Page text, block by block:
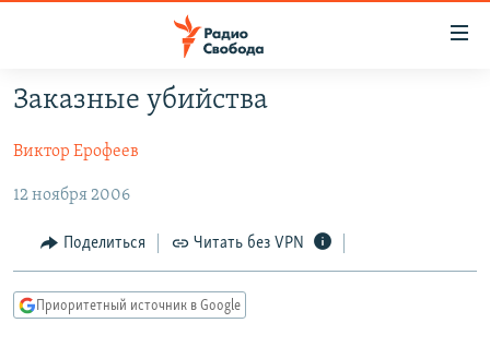
упрощенного
Вернуться
содержанию
Вернутся
главной
ПОДКАСТЫ
АВТОРСКИЕ ПРОЕКТЫ
ЦИТАТЫ СВОБОДЫ
МНЕНИЯ
КУЛЬТУРА
Заказные убийства
Виктор Ерофеев
12 ноября 2006
Поделиться Читать без VPN
Приоритетный источник в Google